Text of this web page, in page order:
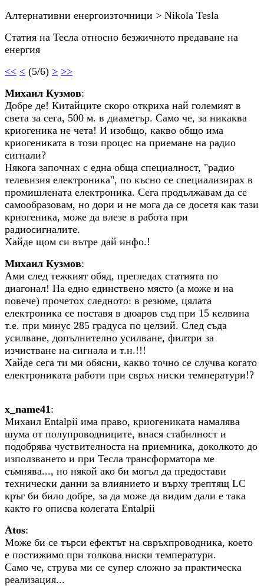
Алтернативни енергоизточници > Nikola Tesla
Статия на Тесла относно безжичното предаване на
енергия
<< < (5/6) > >>
Михаил Кузмов:
Добре де! Китайците скоро откриха най големият в
света за сега, 500 м. в диаметър. Само че, за никаква
криогеника не чета! И изобщо, какво общо има
криогениката в този процес на приемане на радио
сигнали?
Някога започнах с една обща специалност, "радио
телевизия електроника", по късно се специализирах в
промишлената електроника. Сега продължавам да се
самообразовам, но дори и не мога да се досетя как тази
криогеника, може да влезе в работа при
радиосигналите.
Хайде щом си вътре дай инфо.!
Михаил Кузмов:
Ами след тежкият обяд, прегледах статията по
диагонал! На едно единствено място (а може и на
повече) прочетох следното: в резюме, цялата
електроника се поставя в дюаров съд при 15 келвина
т.е. при минус 285 градуса по целзий. След съда
усилване, допълнително усилване, филтри за
изчистване на сигнала и т.н.!!!
Хайде сега ти ми обясни, какво точно се случва когато
електрониката работи при свръх ниски температури!?
x_name41:
Михаил Entalpii има право, криогениката намалява
шума от полупроводниците, внася стабилност и
подобрява чуствителноста на приемника, доколкото до
използването и при Тесла трансформатора ме
съмнява..., но някой ако би могъл да предостави
технически данни за влиянието и върху трептящ LC
кръг би било добре, за да може да видим дали е така
както го описва колегата Entalpii
Аtos:
Може би се търси ефектът на свръхпроводника, което
е постижимо при толкова ниски температури.
Само че, струва ми се супер сложно за практическа
реализация...